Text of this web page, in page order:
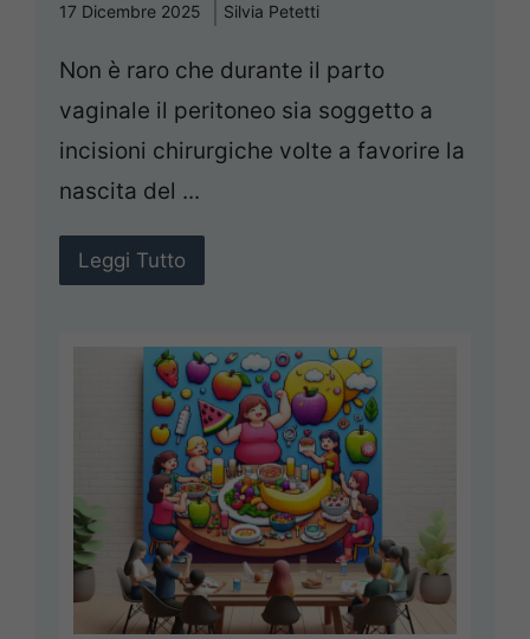
17 Dicembre 2025 Silvia Petetti
Non è raro che durante il parto
vaginale il peritoneo sia soggetto a
incisioni chirurgiche volte a favorire la
nascita del ...
Leggi Tutto